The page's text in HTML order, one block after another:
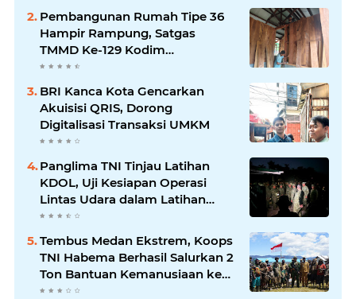
Pembangunan Rumah Tipe 36
Hampir Rampung, Satgas
TMMD Ke-129 Kodim
1807/Sorong Selatan Wujudkan
BRI Kanca Kota Gencarkan
Akuisisi QRIS, Dorong
Digitalisasi Transaksi UMKM
Panglima TNI Tinjau Latihan
KDOL, Uji Kesiapan Operasi
Lintas Udara dalam Latihan
Terintegrasi TNI 2026
Tembus Medan Ekstrem, Koops
TNI Habema Berhasil Salurkan 2
Ton Bantuan Kemanusiaan ke
Tiga Distrik di Kabupaten